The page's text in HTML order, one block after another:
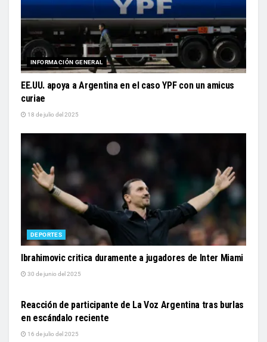
INFORMACIÓN GENERAL
EE.UU. apoya a Argentina en el caso YPF con un amicus
curiae
18 de julio del 2025
DEPORTES
Ibrahimovic critica duramente a jugadores de Inter Miami
30 de junio del 2025
Reacción de participante de La Voz Argentina tras burlas
en escándalo reciente
16 de julio del 2025